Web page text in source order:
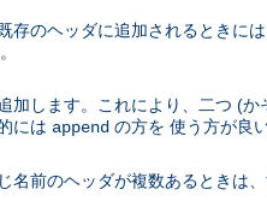
のヘッダに追加されるときに
します。これにより、二つ (
には append の方を 使う方が良
前のヘッダが複数あるときは